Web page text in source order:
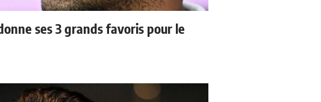
ses 3 grands favoris pour le